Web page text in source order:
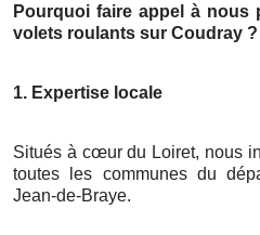
Pourquoi faire appel à nous
volets roulants sur Coudray ?
1. Expertise locale
Situés à cœur du Loiret, nous
toutes les communes du
Jean-de-Braye.